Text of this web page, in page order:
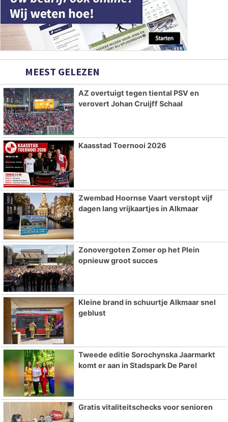
MEEST GELEZEN
AZ overtuigt tegen tiental PSV en
verovert Johan Cruijff Schaal
Kaasstad Toernooi 2026
Zwembad Hoornse Vaart verstopt vijf
dagen lang vrijkaartjes in Alkmaar
Zonovergoten Zomer op het Plein
opnieuw groot succes
Kleine brand in schuurtje Alkmaar snel
geblust
Tweede editie Sorochynska Jaarmarkt
komt er aan in Stadspark De Parel
Gratis vitaliteitschecks voor senioren